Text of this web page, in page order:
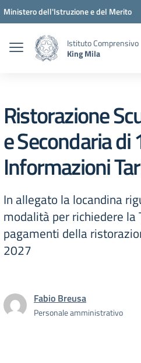
Vai ai contenuti
Vai al menu di navigazione
Vai al footer
Ministero dell'Istruzione e del Merito
Istituto Comprensivo
King Mila
Ristorazione
e Secondaria di
Informazioni
In allegato la locandina
modalità per richiedere la
pagamenti della
2027
Fabio Breusa
Personale amministrativo